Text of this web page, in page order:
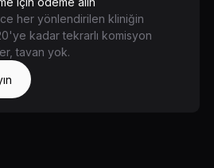
her yönlendirilen kliniğin
kadar tekrarlı komisyon
tavan yok.